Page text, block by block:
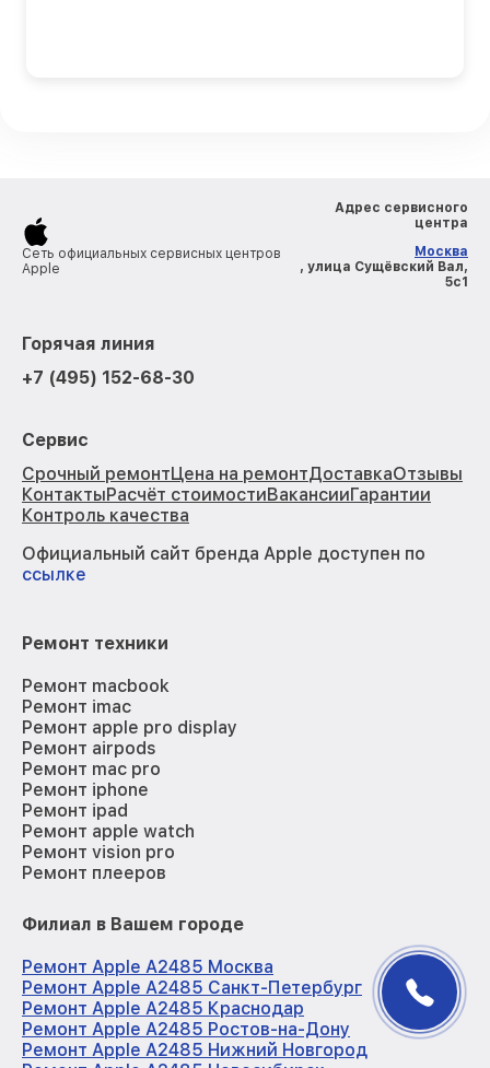
Сеть официальных сервисных центров
Apple
Адрес сервисного
центра
Москва
, улица Сущёвский Вал,
5с1
Горячая линия
+7 (495) 152-68-30
Сервис
Срочный ремонтЦена на ремонтДоставкаОтзывы
КонтактыРасчёт стоимостиВакансииГарантии
Контроль качества
Официальный сайт бренда Apple доступен по
ссылке
Ремонт техники
Ремонт macbook
Ремонт imac
Ремонт apple pro display
Ремонт airpods
Ремонт mac pro
Ремонт iphone
Ремонт ipad
Ремонт apple watch
Ремонт vision pro
Ремонт плееров
Филиал в Вашем городе
Ремонт Apple A2485 Москва
Ремонт Apple A2485 Санкт-Петербург
Ремонт Apple A2485 Краснодар
Ремонт Apple A2485 Ростов-на-Дону
Ремонт Apple A2485 Нижний Новгород